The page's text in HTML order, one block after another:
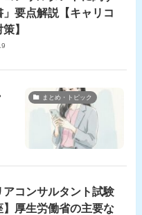
」要点解説【キャリコ
】
まとめ・トピック
アコンサルタント試験
】厚生労働省の主要な